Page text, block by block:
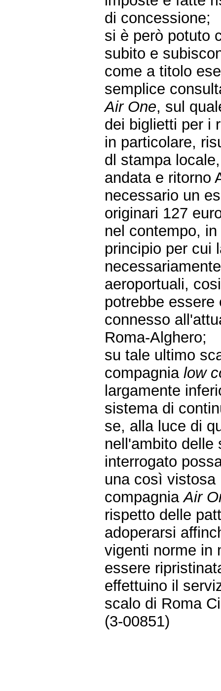
di concessione;
si è però potuto
subito e
come a titolo
semplice
Air One, sul
dei biglietti per i
in particolare,
dl stampa
andata e ritorno
necessario un
originari 127
nel contempo,
principio per cui
aeroportuali,
potrebbe
connesso
Roma-Alghero;
su tale ultimo
compagnialow
largamente
sistema di
se, alla luce di
nell'ambito delle
interrogato
una così vistosa
compagniaAir
rispetto delle
adoperarsi
vigenti norme in
essere
effettuino il
scalo di Roma
(3-00851)